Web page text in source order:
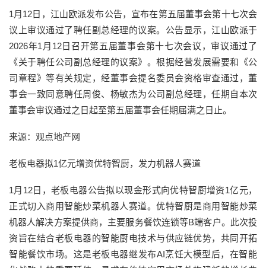
1月12日，江山欧派发布公告，宣布在第五届董事会第十七次会
议上审议通过了聘任副总经理的议案。公告显示，江山欧派于
2026年1月12日召开第五届董事会第十七次会议，审议通过了
《关于聘任公司副总经理的议案》。根据经营发展需要和《公
司章程》等有关规定，经董事会提名委员会资格审查通过，董
事会一致同意聘任周俊、杨敏杰为公司副总经理，任期自本次
董事会审议通过之日起至第五届董事会任期届满之日止。
来源：观点地产网
老板电器拟1亿元增资优特智厨，发力机器人赛道
1月12日，老板电器公告拟以现金形式向优特智厨增资1亿元，
正式切入商用智能炒菜机器人赛道。优特智厨是商用智能炒菜
机器人解决方案提供商，主要服务餐饮连锁等B端客户。此次投
资旨在结合老板电器的智能厨电技术与供应链优势，共同开拓
智能餐饮市场。这是老板电器继发布AI烹饪大模型后，在智能